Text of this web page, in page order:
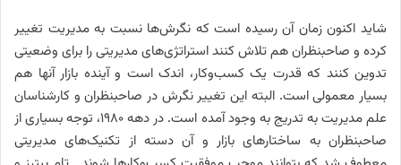
شاید اکنون زمان آن رسیده است که نگرش‌ها نسبت به مدیریت تغییر
کرده و صاحبنظران هم تلاش کنند استراتژی‌های مدیریتی را برای وضعیتی
تدوین کنند که قدرت یک کسب‌وکار، اندک است و آینده بازار آنها هم
بسیار معمولی است. البته این تغییر نگرش در صاحبنظران و کارشناسان
علم مدیریت به تدریج به وجود آمده است. در دهه ۱۹۸۰، توجه بسیاری از
صاحبنظران به ساختارهای بازار و آن دسته از تکنیک‌های مدیریتی